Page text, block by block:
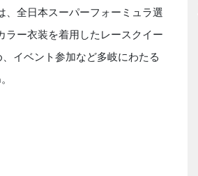
、全日本スーパーフォーミュラ選
ラー衣装を着用したレースクイー
イベント参加など多岐にわたる